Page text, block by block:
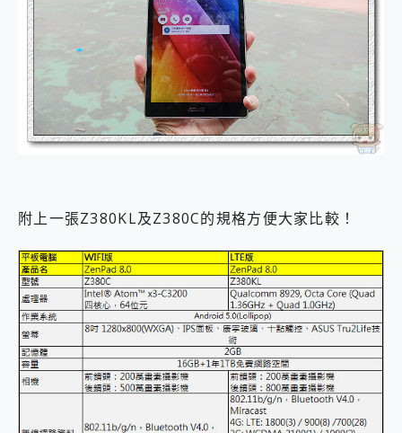
附上一張Z380KL及Z380C的規格方便大家比較！